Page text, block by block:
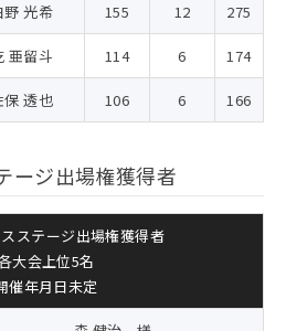
野 光希 155 12 275
亜留斗 114 6 174
保 透也 106 6 166
ージ出場権獲得者
ステージ出場権獲得者
大会上位5名
催年月日未定